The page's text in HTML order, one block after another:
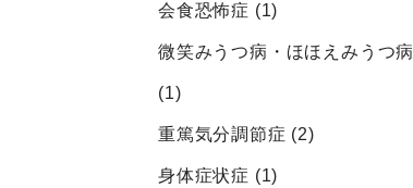
会食恐怖症 (1)
微笑みうつ病・ほほえみうつ病
(1)
重篤気分調節症 (2)
身体症状症 (1)